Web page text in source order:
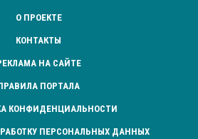
О ПРОЕКТЕ
КОНТАКТЫ
НА САЙТЕ
ПОРТАЛА
КОНФИДЕНЦИАЛЬНОСТИ
ПЕРСОНАЛЬНЫХ ДАННЫХ